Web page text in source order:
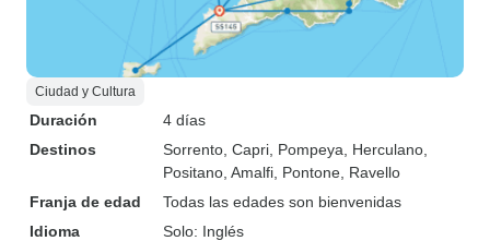
Ciudad y Cultura
Duración
4 días
Destinos
Sorrento , Capri , Pompeya , Herculano
Positano , Amalfi , Pontone , Ravello
Franja de edad
Todas las edades son bienvenidas
Idioma
Solo: Inglés